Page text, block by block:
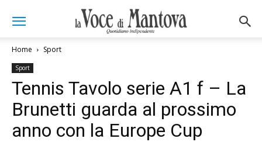
Home Sport
Sport
Tennis Tavolo serie A1 f – La
Brunetti guarda al prossimo
anno con la Europe Cup